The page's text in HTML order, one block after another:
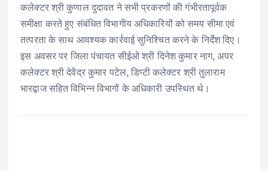
कलेक्टर श्री कुणाल दुदावत ने सभी प्रकरणों की गंभीरतापूर्वक
समीक्षा करते हुए संबंधित विभागीय अधिकारियों को समय सीमा एवं
तत्परता के साथ आवश्यक कार्रवाई सुनिश्चित करने के निर्देश दिए।
इस अवसर पर जिला पंचायत सीईओ श्री दिनेश कुमार नाग, अपर
कलेक्टर श्री देवेंद्र कुमार पटेल, डिप्टी कलेक्टर श्री तुलाराम
भारद्वाज सहित विभिन्न विभागों के अधिकारी उपस्थित थे।